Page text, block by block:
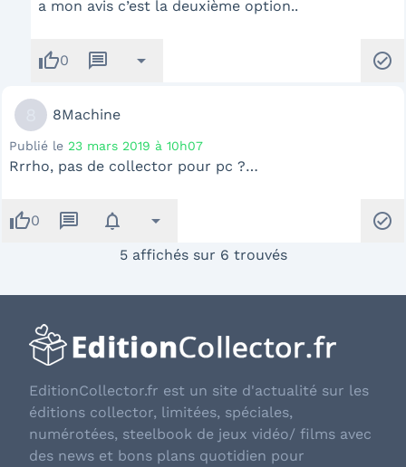
a mon avis c’est la deuxième option..
thumb_up0 message arrow_drop_down check_circle
8Machine
Publié le 23 mars 2019 à 10h07
Rrrho, pas de collector pour pc ?…
thumb_up0 message notifications arrow_drop_down check_circle
5 affichés sur 6 trouvés
EditionCollector.fr est un site d'actualité sur les
éditions collector, limitées, spéciales,
numérotées, steelbook de jeux vidéo/ films avec
des news et bons plans quotidien pour